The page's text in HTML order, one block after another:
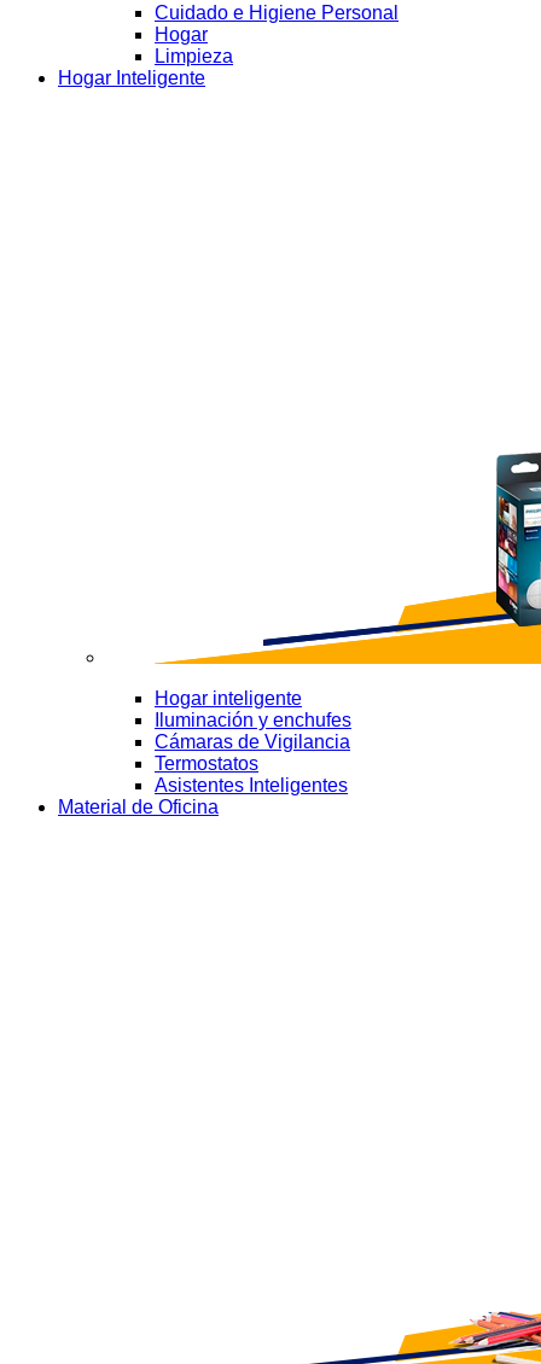
Cuidado e Higiene Personal
Hogar
Limpieza
Hogar Inteligente
Hogar inteligente
Iluminación y enchufes
Cámaras de Vigilancia
Termostatos
Asistentes Inteligentes
Material de Oficina